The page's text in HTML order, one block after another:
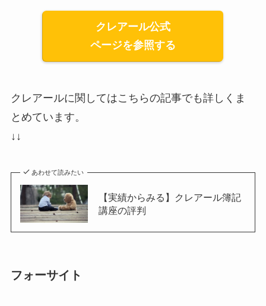
クレアール公式
ページを参照する
クレアールに関してはこちらの記事でも詳しくま
とめています。
↓↓
あわせて読みたい
【実績からみる】クレアール簿記
講座の評判
フォーサイト